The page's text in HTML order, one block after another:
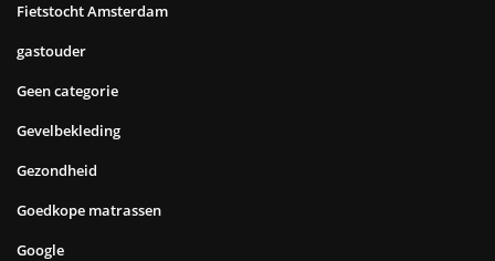
Fietstocht Amsterdam
gastouder
Geen categorie
Gevelbekleding
Gezondheid
Goedkope matrassen
Google